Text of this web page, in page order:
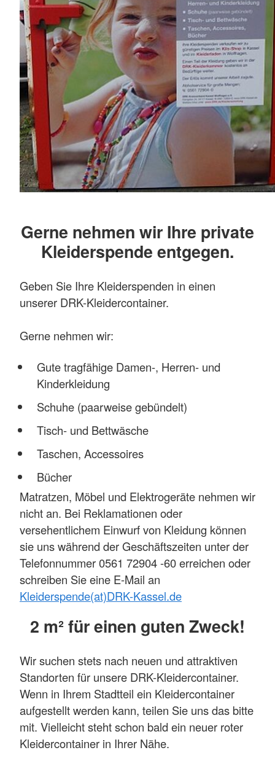
Gerne nehmen wir Ihre private
Kleiderspende entgegen.
Geben Sie Ihre Kleiderspenden in einen
unserer DRK-Kleidercontainer.
Gerne nehmen wir:
Gute tragfähige Damen-, Herren- und
Kinderkleidung
Schuhe (paarweise gebündelt)
Tisch- und Bettwäsche
Taschen, Accessoires
Bücher
Matratzen, Möbel und Elektrogeräte nehmen wir
nicht an. Bei Reklamationen oder
versehentlichem Einwurf von Kleidung können
sie uns während der Geschäftszeiten unter der
Telefonnummer 0561 72904 -60 erreichen oder
schreiben Sie eine E-Mail an
Kleiderspende(at)DRK-Kassel.de
2 m² für einen guten Zweck!
Wir suchen stets nach neuen und attraktiven
Standorten für unsere DRK-Kleidercontainer.
Wenn in Ihrem Stadtteil ein Kleidercontainer
aufgestellt werden kann, teilen Sie uns das bitte
mit. Vielleicht steht schon bald ein neuer roter
Kleidercontainer in Ihrer Nähe.